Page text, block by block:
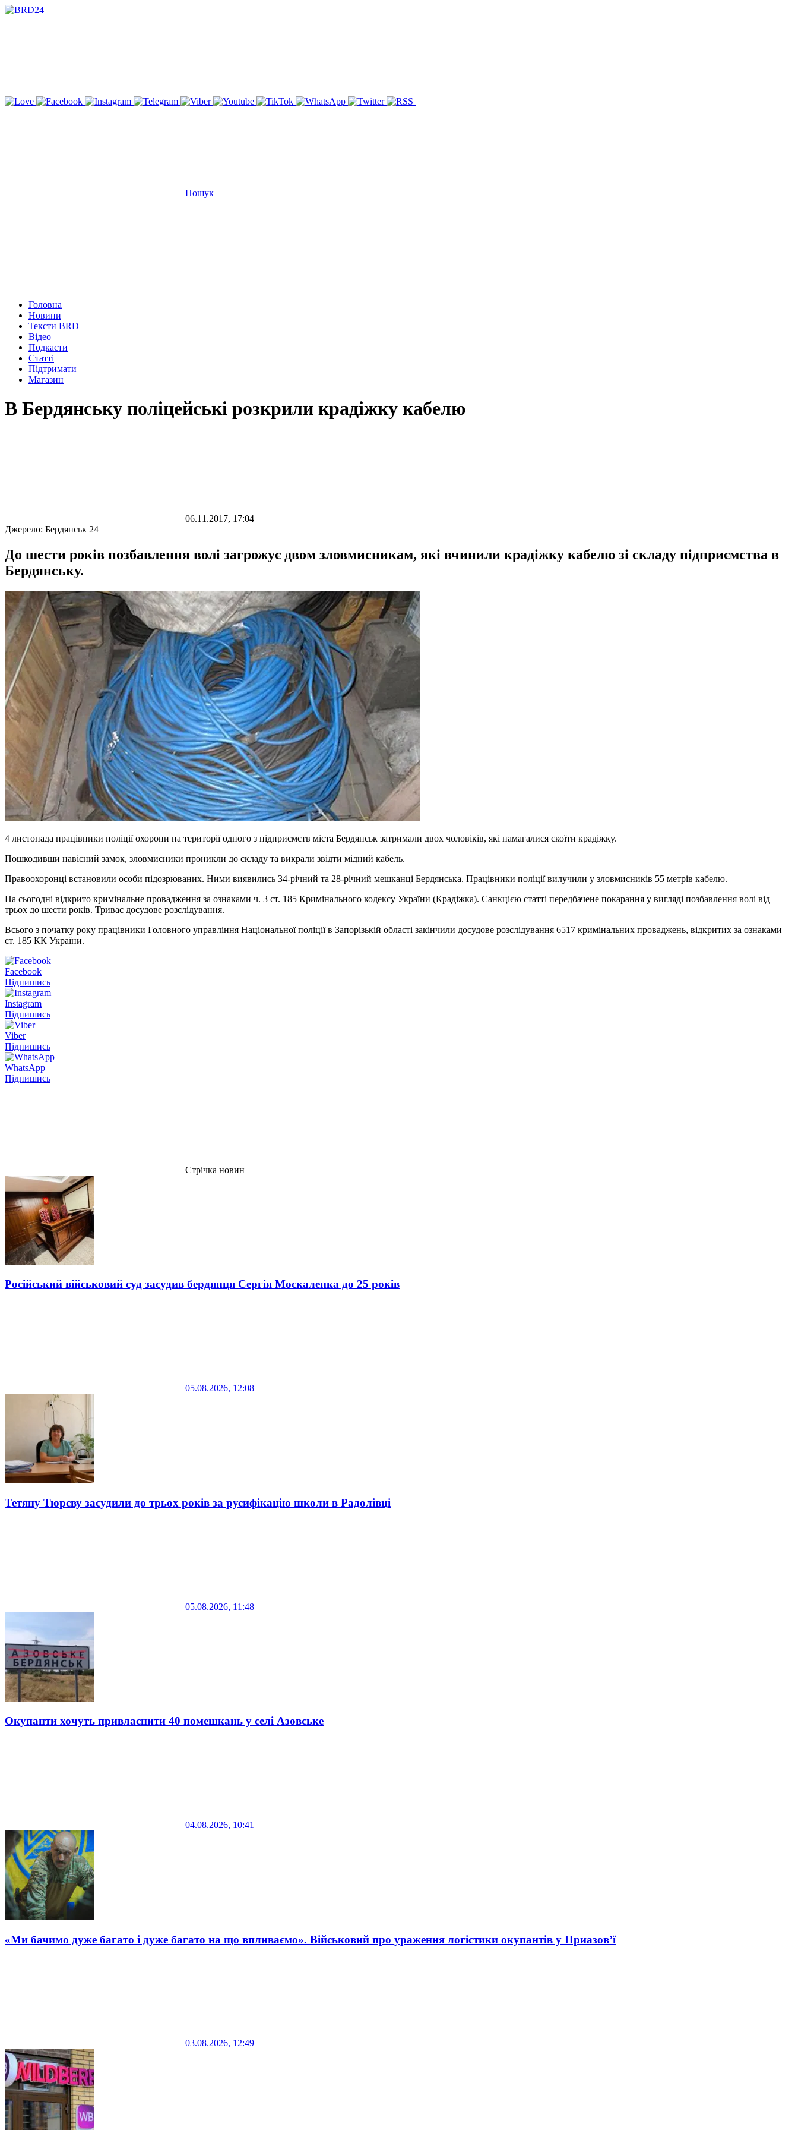
Пошук
Головна
Новини
Тексти BRD
Відео
Подкасти
Статті
Підтримати
Магазин
В Бердянську поліцейські розкрили крадіжку кабелю
06.11.2017, 17:04
Джерело: Бердянськ 24
До шести років позбавлення волі загрожує двом зловмисникам, які вчинили крадіжку кабелю зі складу підприємства в
Бердянську.
4 листопада працівники поліції охорони на території одного з підприємств міста Бердянськ затримали двох чоловіків, які намагалися скоїти крадіжку.
Пошкодивши навісний замок, зловмисники проникли до складу та викрали звідти мідний кабель.
Правоохоронці встановили особи підозрюваних. Ними виявились 34-річний та 28-річний мешканці Бердянська. Працівники поліції вилучили у зловмисників 55 метрів кабелю.
На сьогодні відкрито кримінальне провадження за ознаками ч. 3 ст. 185 Кримінального кодексу України (Крадіжка). Санкцією статті передбачене покарання у вигляді позбавлення волі від
трьох до шести років. Триває досудове розслідування.
Всього з початку року працівники Головного управління Національної поліції в Запорізькій області закінчили досудове розслідування 6517 кримінальних проваджень, відкритих за ознаками
ст. 185 КК України.
Facebook
Підпишись
Instagram
Підпишись
Viber
Підпишись
WhatsApp
Підпишись
Стрічка новин
Російський військовий суд засудив бердянця Сергія Москаленка до 25 років
05.08.2026, 12:08
Тетяну Тюрєву засудили до трьох років за русифікацію школи в Радолівці
05.08.2026, 11:48
Окупанти хочуть привласнити 40 помешкань у селі Азовське
04.08.2026, 10:41
«Ми бачимо дуже багато і дуже багато на що впливаємо». Військовий про ураження логістики окупантів у Приазов’ї
03.08.2026, 12:49